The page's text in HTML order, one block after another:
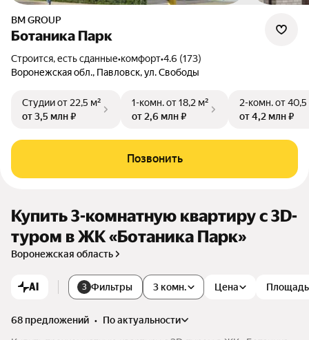
BM GROUP
Ботаника Парк
Строится, есть сданные•комфорт•4.6 (173)
Воронежская обл., Павловск,ул. Свободы
Студииот 22,5 м²
от 3,5 млн ₽
1-комн.от 18,2 м²
от 2,6 млн ₽
2-комн.от 40,5
от 4,2 млн ₽
Позвонить
Купить 3-комнатную квартиру c 3D-
туром в ЖК «Ботаника Парк»
Воронежская область
AI 3 Фильтры 3 комн. Цена Площадь
68 предложений •
по актуальности